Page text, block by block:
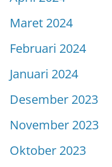
Maret 2024
Februari 2024
Januari 2024
Desember 2023
November 2023
Oktober 2023